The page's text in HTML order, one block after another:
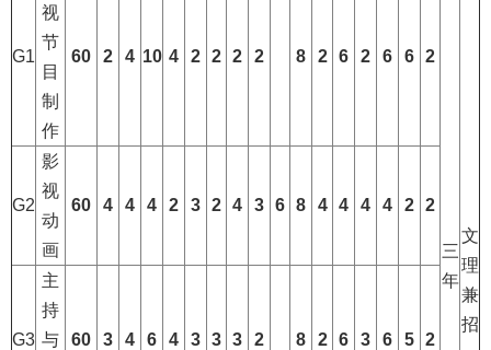
G1
视
节
目
制
作
60 2 4 10 4 2 2 2 2 8 2 6 2 6 6 2
三
年
文
理
兼
招
G2
影
视
动
画
60 4 4 4 2 3 2 4 3 6 8 4 4 4 4 2 2
G3
主
持
与
60 3 4 6 4 3 3 3 2 8 2 6 3 6 5 2